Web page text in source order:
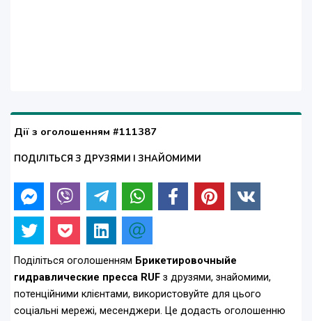
Дії з оголошенням #111387
ПОДІЛІТЬСЯ З ДРУЗЯМИ І ЗНАЙОМИМИ
Поділіться оголошенням Брикетировочныйе
гидравлические пресса RUF з друзями, знайомими,
потенційними клієнтами, використовуйте для цього
соціальні мережі, месенджери. Це додасть оголошенню